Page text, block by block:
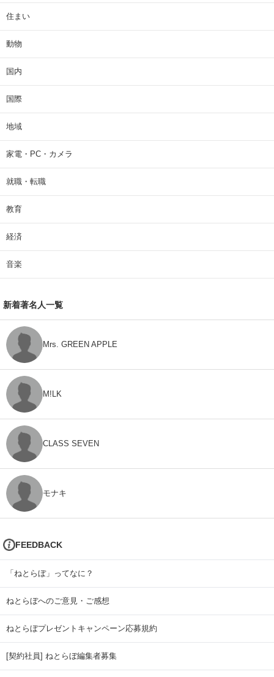
住まい
動物
国内
国際
地域
家電・PC・カメラ
就職・転職
教育
経済
音楽
新着著名人一覧
Mrs. GREEN APPLE
M!LK
CLASS SEVEN
モナキ
FEEDBACK
「ねとらぼ」ってなに？
ねとらぼへのご意見・ご感想
ねとらぼプレゼントキャンペーン応募規約
[契約社員] ねとらぼ編集者募集